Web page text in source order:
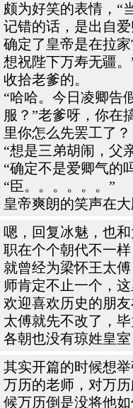
颇为好笑的表情，“
记错的话，是出自
确定了皇帝是在拉
想祝陛下万寿无疆
收拾老爹的。
“哈哈。今日凌卿告
服？”老爹呀，你在
里你怎么先罢工了？
“想是三弟胡闹，父
“确定不是爱卿气的
“臣。。。。。。”
皇帝爽朗的笑声在大
嗯，回复冰魅，也
职在个个朝代不一
就曾经为梁怀王太
师肯定不止一个，
欢迎喜欢历史的朋
太傅就先不改了，
各朝也没有琼姓皇
其实开篇的时候想
万历的老师，对万
候万历倒是没将他